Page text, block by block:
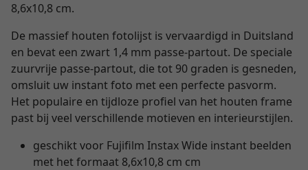
8,6x10,8 cm.
De massief houten fotolijst is vervaardigd in Duitsland
en bevat een zwart 1,4 mm passe-partout. De speciale
zuurvrije passe-partout, die tot 90 graden is gesneden,
omsluit uw instant foto met een perfecte pasvorm.
Het populaire en tijdloze profiel van het houten frame
past bij veel verschillende motieven en interieurstijlen.
geschikt voor Fujifilm Instax Wide instant beelden
met het formaat 8,6x10,8 cm cm